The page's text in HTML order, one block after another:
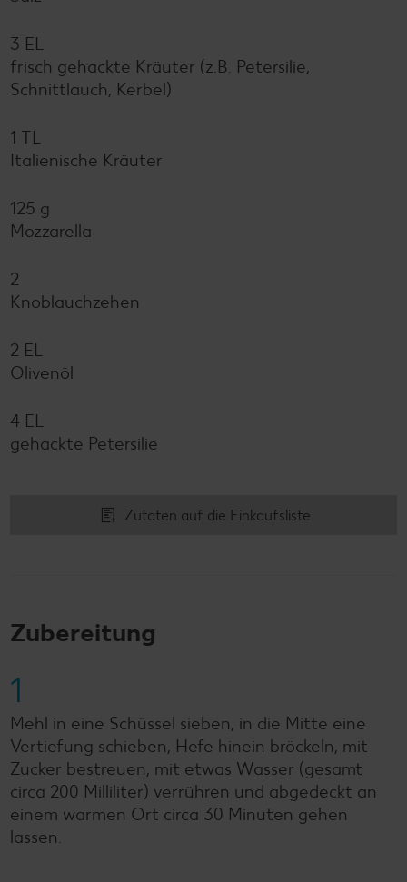
3 EL
frisch gehackte Kräuter (z.B. Petersilie,
Schnittlauch, Kerbel)
1 TL
Italienische Kräuter
125 g
Mozzarella
2
Knoblauchzehen
2 EL
Olivenöl
4 EL
gehackte Petersilie
Zutaten auf die Einkaufsliste
Zubereitung
1
Mehl in eine Schüssel sieben, in die Mitte eine
Vertiefung schieben, Hefe hinein bröckeln, mit
Zucker bestreuen, mit etwas Wasser (gesamt
circa 200 Milliliter) verrühren und abgedeckt an
einem warmen Ort circa 30 Minuten gehen
lassen.